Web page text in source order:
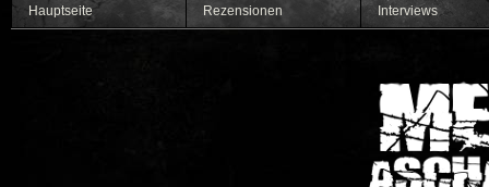
Hauptseite Rezensionen Interviews